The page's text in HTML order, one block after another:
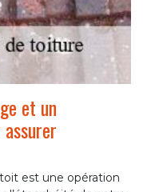
et un
est une opération